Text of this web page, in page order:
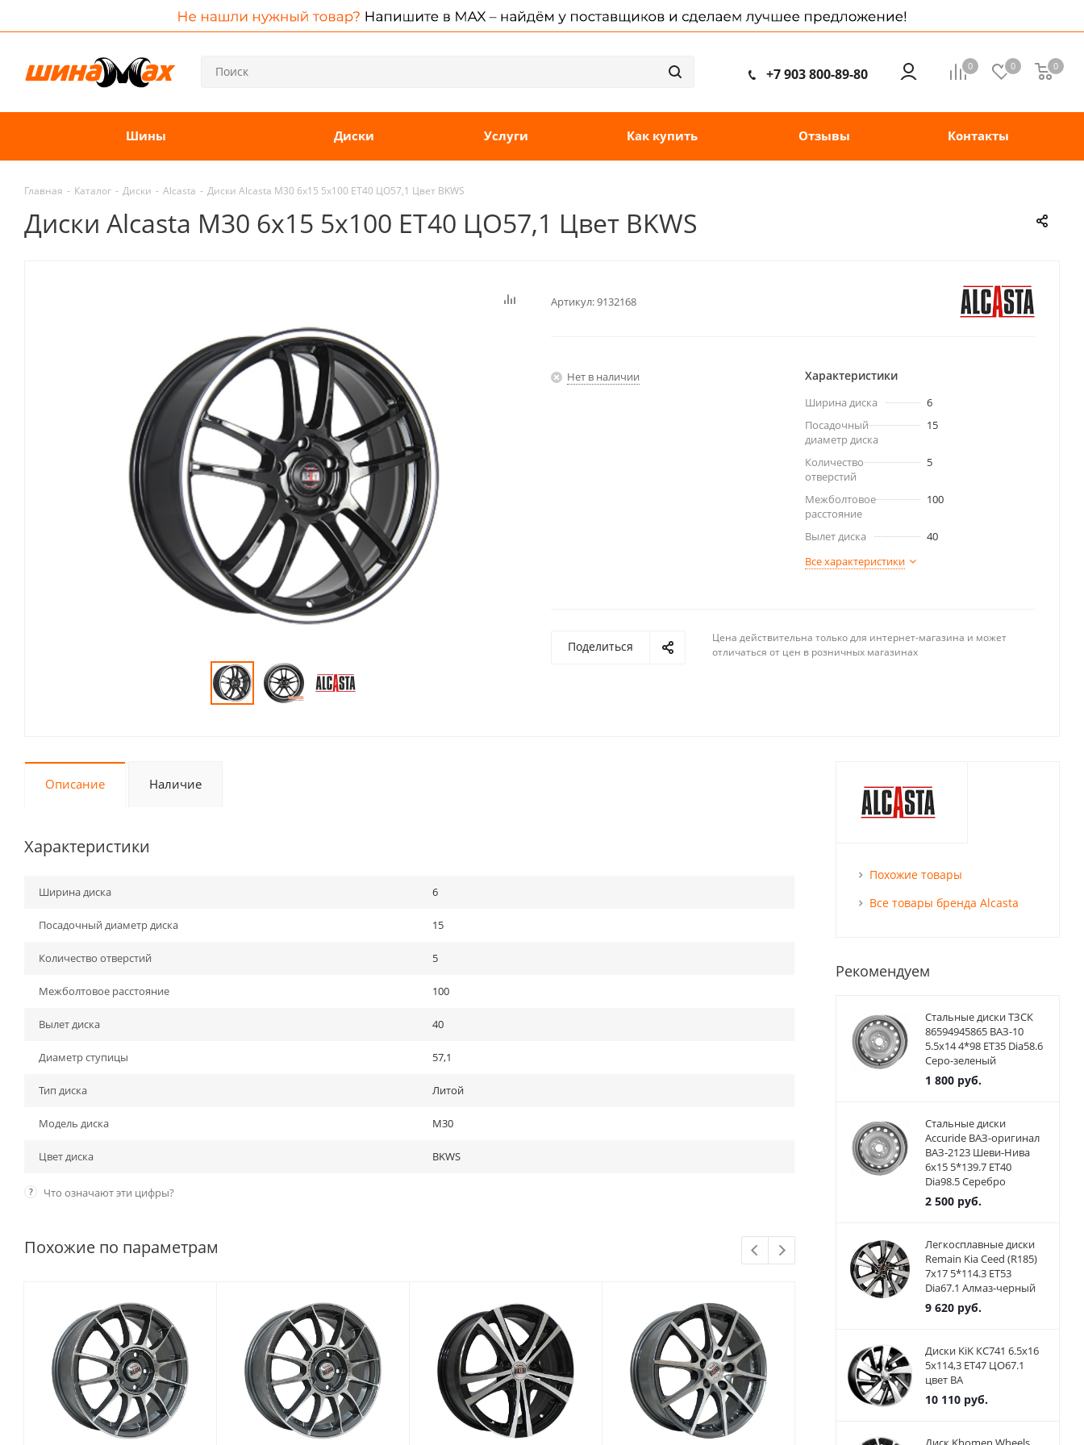
0 0 0
+7 903 800-89-80
Шины Диски Услуги Как купить Отзывы Контакты
Главная - Каталог - Диски - Alcasta - Диски Alcasta M30 6x15 5x100 ET40 ЦО57,1 Цвет BKWS
Диски Alcasta M30 6x15 5x100 ET40 ЦО57,1 Цвет BKWS
Артикул:9132168
Нет в наличии Характеристики
Ширина диска
6
Посадочный
диаметр диска
15
Количество
отверстий
5
Межболтовое
расстояние
100
Вылет диска
40
Все характеристики
Поделиться
Цена действительна только для интернет-магазина и может
отличаться от цен в розничных магазинах
Описание Наличие
Характеристики
Ширина диска 6
Посадочный диаметр диска 15
Количество отверстий 5
Межболтовое расстояние 100
Вылет диска 40
Диаметр ступицы 57,1
Тип диска Литой
Модель диска M30
Цвет диска BKWS
? Что означают эти цифры?
Похожие по параметрам
Похожие товары
Все товары бренда Alcasta
Рекомендуем
Стальные диски ТЗСК
86594945865 ВАЗ-10
5.5x14 4*98 ET35 Dia58.6
Серо-зеленый
1 800руб.
Стальные диски
Accuride ВАЗ-оригинал
ВАЗ-2123 Шеви-Нива
6x15 5*139.7 ET40
Dia98.5 Серебро
2 500руб.
Легкосплавные диски
Remain Kia Ceed (R185)
7x17 5*114.3 ET53
Dia67.1 Алмаз-черный
9 620руб.
Диски KiK КС741 6.5x16
5x114,3 ET47 ЦО67.1
цвет BA
10 110руб.